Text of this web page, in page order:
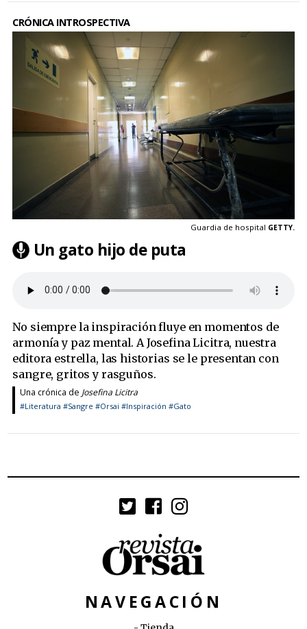
CRÓNICA INTROSPECTIVA
Guardia de hospital GETTY.
Un gato hijo de puta
No siempre la inspiración fluye en momentos de
armonía y paz mental. A Josefina Licitra, nuestra
editora estrella, las historias se le presentan con
sangre, gritos y rasguños.
Una crónica de Josefina Licitra
#Literatura #Sangre #Orsai #Inspiración #Gato
NAVEGACIÓN